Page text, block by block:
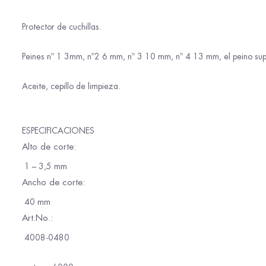
Protector de cuchillas.
Peines nº 1 3mm, nº2 6 mm, nº 3 10 mm, nº 4 13 mm, el peino
Aceite, cepillo de limpieza.
ESPECIFICACIONES
Alto de corte:
1 – 3,5 mm
Ancho de corte:
40 mm
Art.No.:
4008-0480